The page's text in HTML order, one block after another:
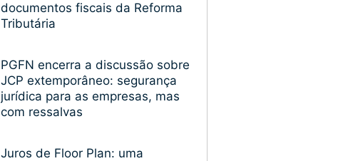
documentos fiscais da Reforma
Tributária
PGFN encerra a discussão sobre
JCP extemporâneo: segurança
jurídica para as empresas, mas
com ressalvas
Juros de Floor Plan: uma